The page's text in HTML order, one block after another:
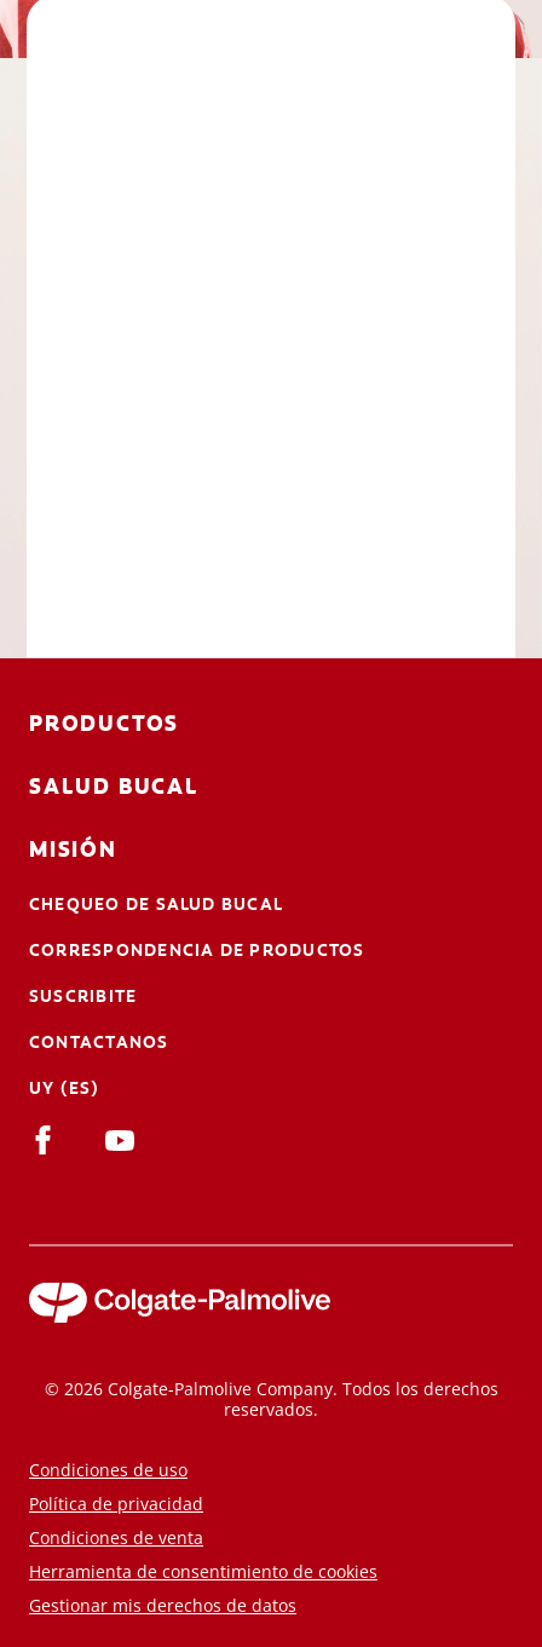
PRODUCTOS
SALUD BUCAL
MISIÓN
CHEQUEO DE SALUD BUCAL
CORRESPONDENCIA DE PRODUCTOS
SUSCRIBITE
CONTACTANOS
UY (ES)
© 2026 Colgate-Palmolive Company. Todos los derechos
reservados.
Condiciones de uso
Política de privacidad
Condiciones de venta
Herramienta de consentimiento de cookies
Gestionar mis derechos de datos